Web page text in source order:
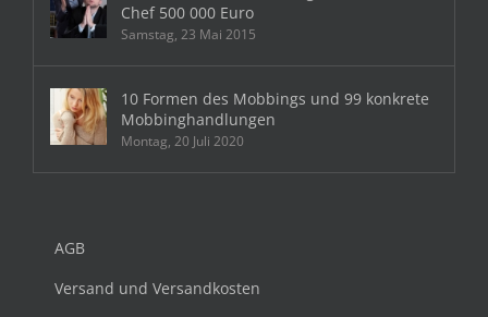
Chef 500 000 Euro
Samstag, 23 Mai 2015
10 Formen des Mobbings und 99 konkrete
Mobbinghandlungen
Montag, 20 Juli 2020
AGB
Versand und Versandkosten